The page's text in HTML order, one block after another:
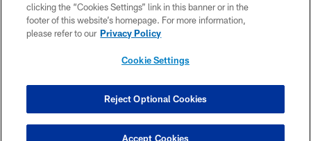
CONTACT US
SITE MAP
COOKIE SETTINGS
clicking the “Cookies Settings” link in this banner or in the
footer of this website’s homepage. For more information,
please refer to our Privacy Policy
Cookie Settings
Reject Optional Cookies
Accept Cookies